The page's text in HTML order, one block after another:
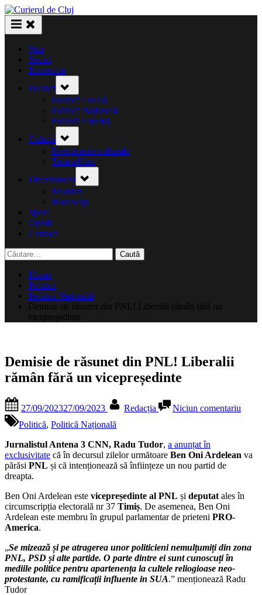
Skip
to
content
Știri
Social
Economie
Politică
sub-
menu
Politică Locală
Politică Națională
Politică Externă
Cultură
sub-
menu
Evenimente culturale
Teatru/Film
Divertisment sub-
menu
Monden
Horoscop
Sport
Opinii
Contact
Caută
după:
Home
Politică
Politică Națională
Demisie de răsunet din PNL! Liberalii rămân fără un
vicepreședinte
Demisie de răsunet din PNL! Liberalii
rămân fără un vicepreședinte
on
27/09/202327/09/2023 Redacția Niciun comentariu
PNL!
un
Politică, Politică Națională
Jurnalistul Antena 3 CNN, Radu Tudor, a anunțat în
exclusivitate că în decursul zilelor următoare Ben Oni Ardelean va
părăsi PNL și că intenționează să înființeze un nou partid de
dreapta.
Ben Oni Ardelean este vicepreședinte al PNL și deputat ales în
circumscripția electorală nr 37 Timiș. De asemenea, Ben Oni
Ardelean este membru în grupul parlamentar de prieteni PRO-
America.
„Se mizează și pe atragerea unor politicieni nemulțumiți din zona
PNL, PSD și alte partide. O parte dintre ei sunt cunoscuți în
mediile politice pentru apartenența la cultele reliogioase neo-
protestante, cu ramificații influente in SUA.” menționează Radu
Tudor